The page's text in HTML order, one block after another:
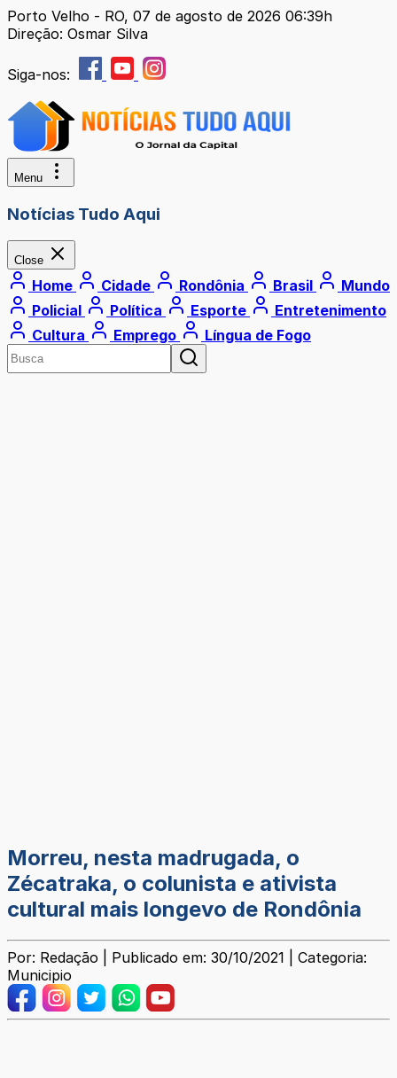
Porto Velho - RO, 07 de agosto de 2026 06:39h
Direção: Osmar Silva
Siga-nos:
Menu
Notícias Tudo Aqui
Close
Home Cidade Rondônia Brasil
Mundo
Policial
Política Esporte
Entretenimento
Cultura
Emprego Língua de Fogo
Morreu, nesta madrugada, o
Zécatraka, o colunista e ativista
cultural mais longevo de Rondônia
Por: Redação | Publicado em: 30/10/2021 | Categoria:
Municipio